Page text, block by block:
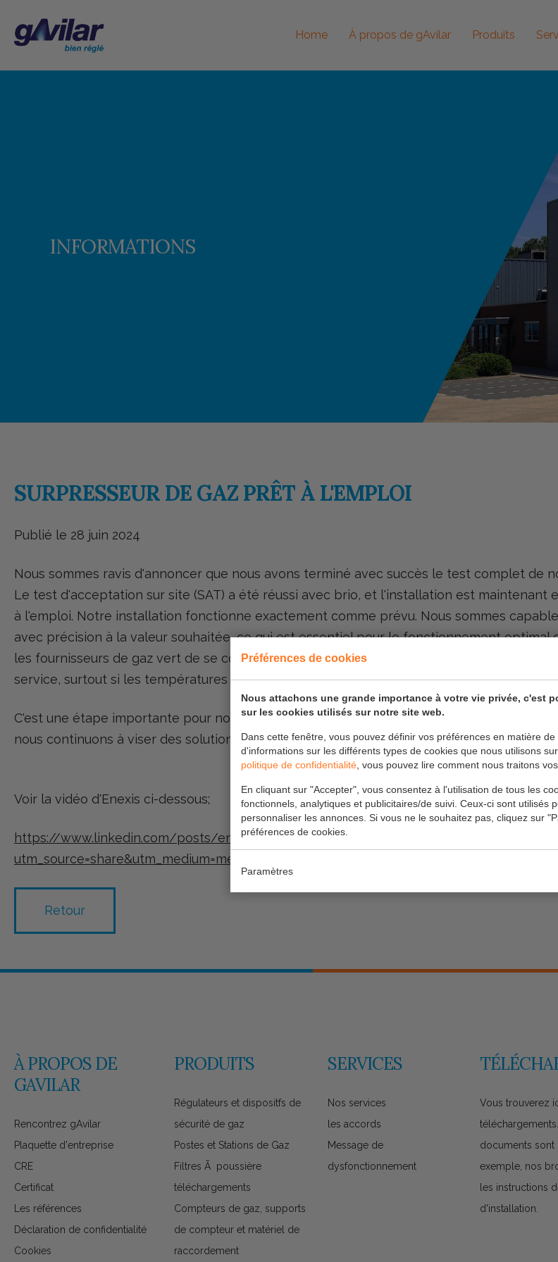
Préférences de cookies
Nous attachons une grande importance à votre vie privée, c'est
sur les cookies utilisés sur notre site web.
Dans cette fenêtre, vous pouvez définir vos préférences en matière
d'informations sur les différents types de cookies que nous utilisons
politique de confidentialité , vous pouvez lire comment nous traitons
En cliquant sur "Accepter", vous consentez à l'utilisation de tous les
fonctionnels, analytiques et publicitaires/de suivi. Ceux-ci sont utilisés
personnaliser les annonces. Si vous ne le souhaitez pas, cliquez sur
préférences de cookies.
Paramètres
Home À propos de gAvilar Produits
INFORMATIONS
SURPRESSEUR DE GAZ PRÊT À L'EMPLOI
Publié le 28 juin 2024
Nous sommes ravis d'annoncer que nous avons terminé avec succès le test complet de
Le test d'acceptation sur site (SAT) a été réussi avec brio, et l'installation est
à l'emploi. Notre installation fonctionne exactement comme prévu. Nous sommes
avec précision à la valeur souhaitée, ce qui est essentiel pour le fonctionnement optimal
les fournisseurs de gaz vert de se connecter désormais au réseau de gaz de 4 bars, le
service, surtout si les températures estivales persistent.
C'est une étape importante pour notre équipe, et nous tenons à remercier tous ceux qui
nous continuons à viser des solutions innovantes et durables pour le secteur de l'énergie.
Voir la vidéo d'Enexis ci-dessous;
https://www.linkedin.com/posts/enexis-b-v-_energietransitie-groengas-enexisinnoveert-
utm_source=share&utm_medium=member_ios
Retour
À PROPOS DE
GAVILAR
Rencontrez gAvilar
Plaquette d'entreprise
CRE
Certificat
Les références
Déclaration de confidentialité
Cookies
PRODUITS
Régulateurs et dispositfs de
sécurité de gaz
Postes et Stations de Gaz
Filtres Ã poussière
téléchargements
Compteurs de gaz, supports
de compteur et matériel de
raccordement
SERVICES
Nos services
les accords
Message de
dysfonctionnement
Vous trouverez
documents sont
exemple, nos
les instructions
d'installation.